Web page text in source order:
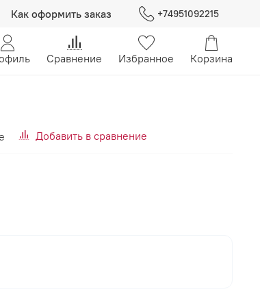
Как оформить заказ +74951092215
Сравнение Избранное Корзина
Добавить в сравнение